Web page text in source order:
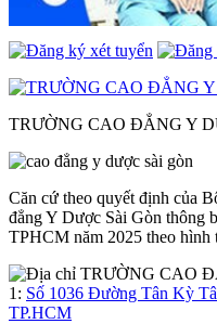
TRƯỜNG CAO ĐẲNG Y
Căn cứ theo quyết định của
đẳng Y Dược Sài Gòn thông
TPHCM năm 2025 theo hình
1: Số 1036 Đường Tân Kỳ
TP.HCM